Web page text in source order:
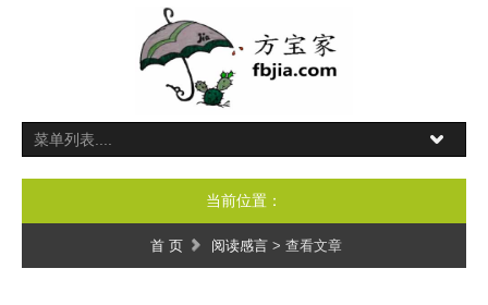
当前位置：
首 页 阅读感言> 查看文章